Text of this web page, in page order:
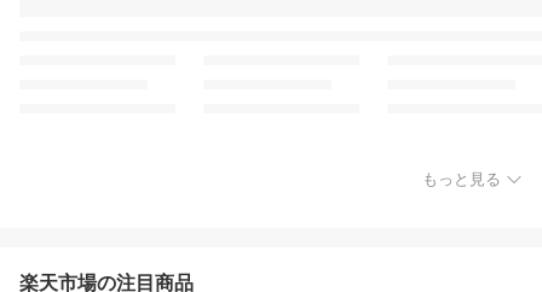
もっと見る
楽天市場の注目商品